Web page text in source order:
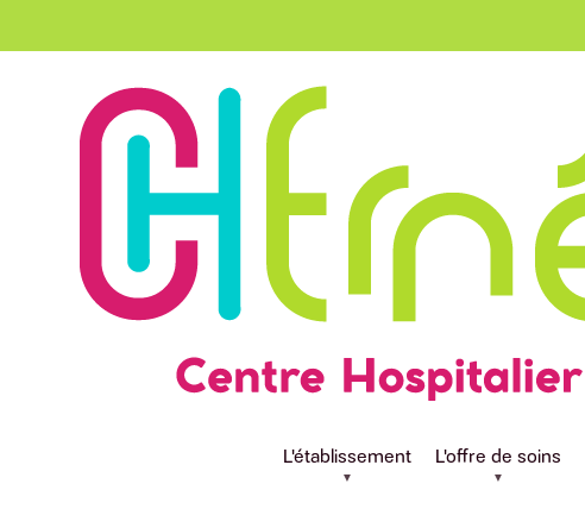
L'établissement L'offre de soins
Paiement en ligne